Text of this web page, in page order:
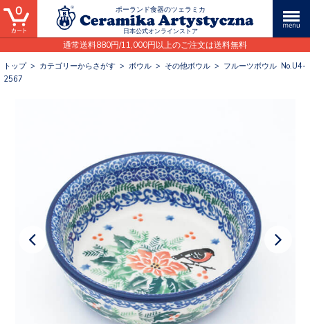
ポーランド食器のツェラミカ
日本公式オンラインストア
通常送料880円/11,000円以上のご注文は送料無料
0
トップ> カテゴリーからさがす > ボウル > その他ボウル > フルーツボウル No.U4-
2567